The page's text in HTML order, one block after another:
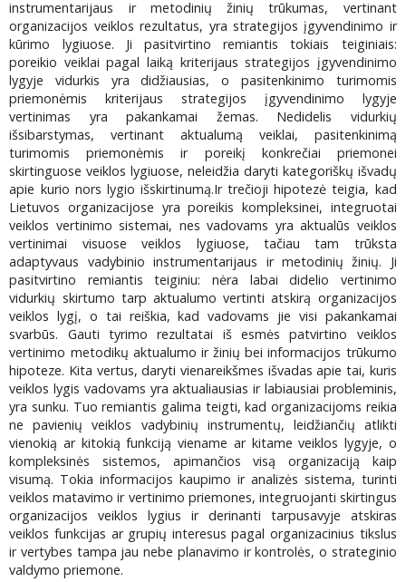
instrumentarijaus ir metodinių žinių trūkumas, vertinant
organizacijos veiklos rezultatus, yra strategijos įgyvendinimo ir
kūrimo lygiuose. Ji pasitvirtino remiantis tokiais teiginiais:
poreikio veiklai pagal laiką kriterijaus strategijos įgyvendinimo
lygyje vidurkis yra didžiausias, o pasitenkinimo turimomis
priemonėmis kriterijaus strategijos įgyvendinimo lygyje
vertinimas yra pakankamai žemas. Nedidelis vidurkių
išsibarstymas, vertinant aktualumą veiklai, pasitenkinimą
turimomis priemonėmis ir poreikį konkrečiai priemonei
skirtinguose veiklos lygiuose, neleidžia daryti kategoriškų išvadų
apie kurio nors lygio išskirtinumą.Ir trečioji hipotezė teigia, kad
Lietuvos organizacijose yra poreikis kompleksinei, integruotai
veiklos vertinimo sistemai, nes vadovams yra aktualūs veiklos
vertinimai visuose veiklos lygiuose, tačiau tam trūksta
adaptyvaus vadybinio instrumentarijaus ir metodinių žinių. Ji
pasitvirtino remiantis teiginiu: nėra labai didelio vertinimo
vidurkių skirtumo tarp aktualumo vertinti atskirą organizacijos
veiklos lygį, o tai reiškia, kad vadovams jie visi pakankamai
svarbūs. Gauti tyrimo rezultatai iš esmės patvirtino veiklos
vertinimo metodikų aktualumo ir žinių bei informacijos trūkumo
hipoteze. Kita vertus, daryti vienareikšmes išvadas apie tai, kuris
veiklos lygis vadovams yra aktualiausias ir labiausiai probleminis,
yra sunku. Tuo remiantis galima teigti, kad organizacijoms reikia
ne pavienių veiklos vadybinių instrumentų, leidžiančių atlikti
vienokią ar kitokią funkciją viename ar kitame veiklos lygyje, o
kompleksinės sistemos, apimančios visą organizaciją kaip
visumą. Tokia informacijos kaupimo ir analizės sistema, turinti
veiklos matavimo ir vertinimo priemones, integruojanti skirtingus
organizacijos veiklos lygius ir derinanti tarpusavyje atskiras
veiklos funkcijas ar grupių interesus pagal organizacinius tikslus
ir vertybes tampa jau nebe planavimo ir kontrolės, o strateginio
valdymo priemone.